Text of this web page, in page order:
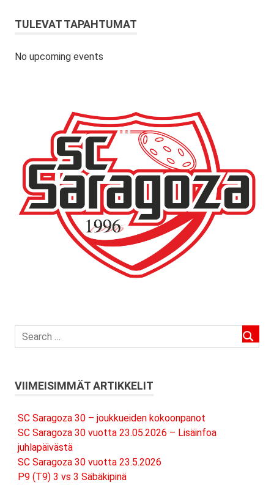
TULEVAT TAPAHTUMAT
No upcoming events
VIIMEISIMMÄT ARTIKKELIT
SC Saragoza 30 – joukkueiden kokoonpanot
SC Saragoza 30 vuotta 23.05.2026 – Lisäinfoa
juhlapäivästä
SC Saragoza 30 vuotta 23.5.2026
P9 (T9) 3 vs 3 Säbäkipinä